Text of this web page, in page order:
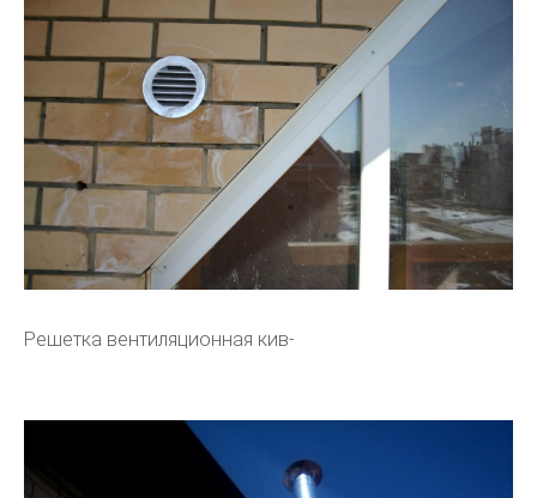
Решетка вентиляционная кив-